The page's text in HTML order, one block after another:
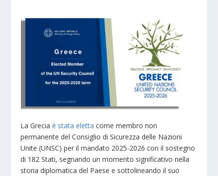
La Greciaè stata eletta come membro non
permanente del Consiglio di Sicurezza delle Nazioni
Unite (UNSC) per il mandato 2025-2026 con il sostegno
di 182 Stati, segnando un momento significativo nella
storia diplomatica del Paese e sottolineando il suo